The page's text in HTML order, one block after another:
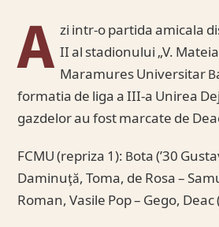
A zi intr-o partida amicala
II al stadionului „V.
Maramures Universitar
formatia de liga a III-a Unirea
gazdelor au fost marcate de
FCMU (repriza 1): Bota (’30
Daminuţă, Toma, de Rosa –
Roman, Vasile Pop – Gego, Deac